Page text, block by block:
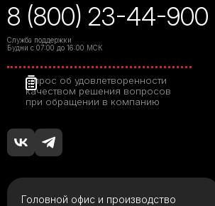
8 (800) 23-44-900
Служба поддержки
Будни с 07:00 до 16:00 МСК
Опрос об удовлетворенности
качеством решения вопросов
при обращении в компанию
Головной офис и производство